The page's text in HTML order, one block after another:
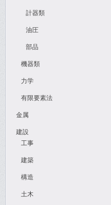
計器類
油圧
部品
機器類
力学
有限要素法
金属
建設
工事
建築
構造
土木